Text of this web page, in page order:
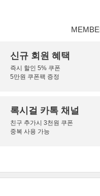
신규 회원 혜택
즉시 할인 5% 쿠폰
5만원 쿠폰팩 증정
록시걸 카톡 채널
친구 추가시 3천원 쿠폰
중복 사용 가능